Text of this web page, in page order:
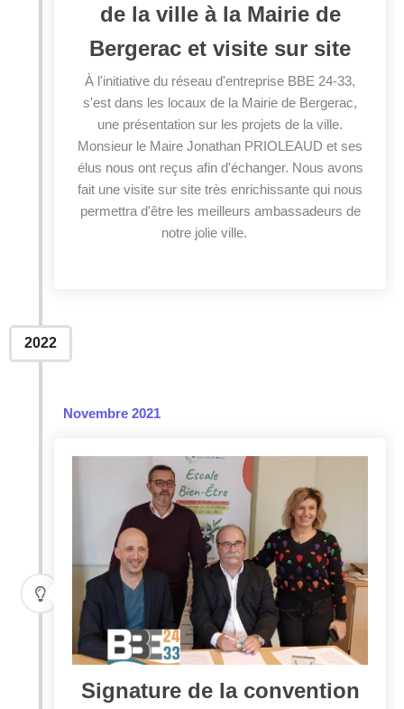
de la ville à la Mairie de
Bergerac et visite sur site
À l'initiative du réseau d'entreprise BBE 24-33,
s'est dans les locaux de la Mairie de Bergerac,
une présentation sur les projets de la ville.
Monsieur le Maire Jonathan PRIOLEAUD et ses
élus nous ont reçus afin d'échanger. Nous avons
fait une visite sur site très enrichissante qui nous
permettra d'être les meilleurs ambassadeurs de
notre jolie ville.
2022
Novembre 2021
Signature de la convention